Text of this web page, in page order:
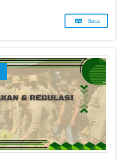
Baca